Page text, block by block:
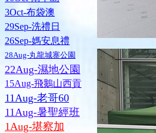
3Oct-布袋澳
29Sep-洗禮日
26Sep-媽安息禮
28Aug-丸龍城寨公園
22Aug-濕地公園
15Aug-飛鵝山西貢
11Aug-老哥60
11Aug-暑聖經班
1Aug-堪察加